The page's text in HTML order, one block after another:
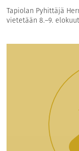
Tapiolan Pyhittäjä
vietetään 8.–9.